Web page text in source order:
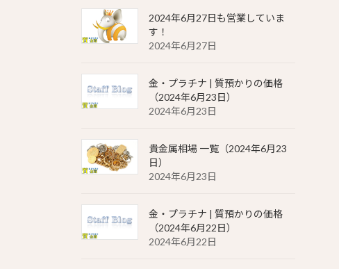
2024年6月27日も営業していま
す！
2024年6月27日
金・プラチナ | 質預かりの価格
（2024年6月23日）
2024年6月23日
貴金属相場 一覧（2024年6月23
日）
2024年6月23日
金・プラチナ | 質預かりの価格
（2024年6月22日）
2024年6月22日